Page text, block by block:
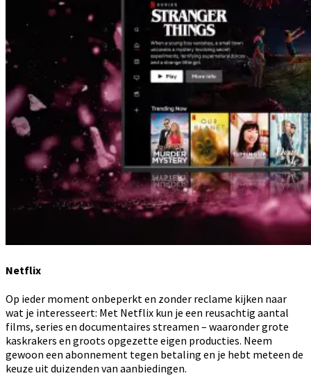
Netflix
Op ieder moment onbeperkt en zonder reclame kijken naar
wat je interesseert: Met Netflix kun je een reusachtig aantal
films, series en documentaires streamen – waaronder grote
kaskrakers en groots opgezette eigen producties. Neem
gewoon een abonnement tegen betaling en je hebt meteen de
keuze uit duizenden van aanbiedingen.